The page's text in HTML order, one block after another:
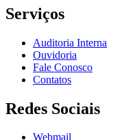
Serviços
Auditoria Interna
Ouvidoria
Fale Conosco
Contatos
Redes Sociais
Webmail